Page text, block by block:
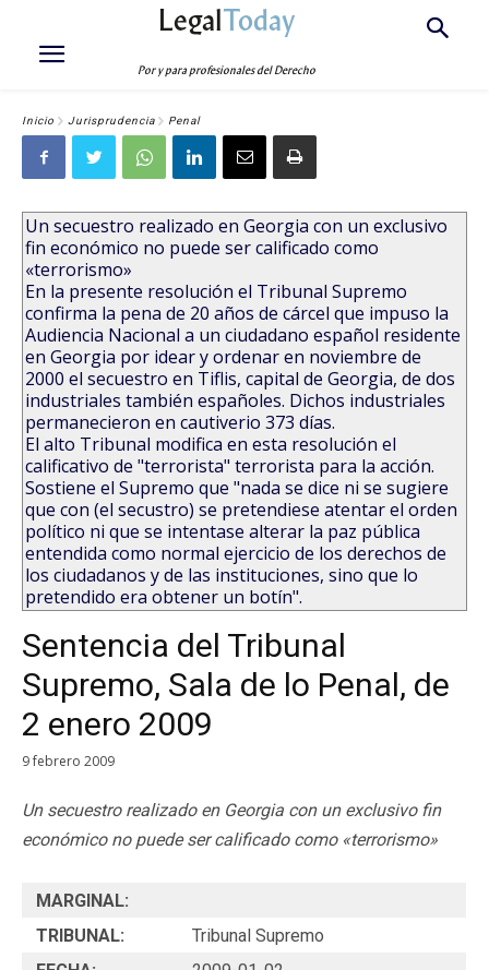
LegalToday
Por y para profesionales del Derecho
Inicio Jurisprudencia Penal
Un secuestro realizado en Georgia con un exclusivo
fin económico no puede ser calificado como
«terrorismo»
En la presente resolución el Tribunal Supremo
confirma la pena de 20 años de cárcel que impuso la
Audiencia Nacional a un ciudadano español residente
en Georgia por idear y ordenar en noviembre de
2000 el secuestro en Tiflis, capital de Georgia, de dos
industriales también españoles. Dichos industriales
permanecieron en cautiverio 373 días.
El alto Tribunal modifica en esta resolución el
calificativo de "terrorista" terrorista para la acción.
Sostiene el Supremo que "nada se dice ni se sugiere
que con (el secustro) se pretendiese atentar el orden
político ni que se intentase alterar la paz pública
entendida como normal ejercicio de los derechos de
los ciudadanos y de las instituciones, sino que lo
pretendido era obtener un botín".
Sentencia del Tribunal
Supremo, Sala de lo Penal, de
2 enero 2009
9 febrero 2009
Un secuestro realizado en Georgia con un exclusivo fin
económico no puede ser calificado como «terrorismo»
MARGINAL:
TRIBUNAL:
Tribunal Supremo